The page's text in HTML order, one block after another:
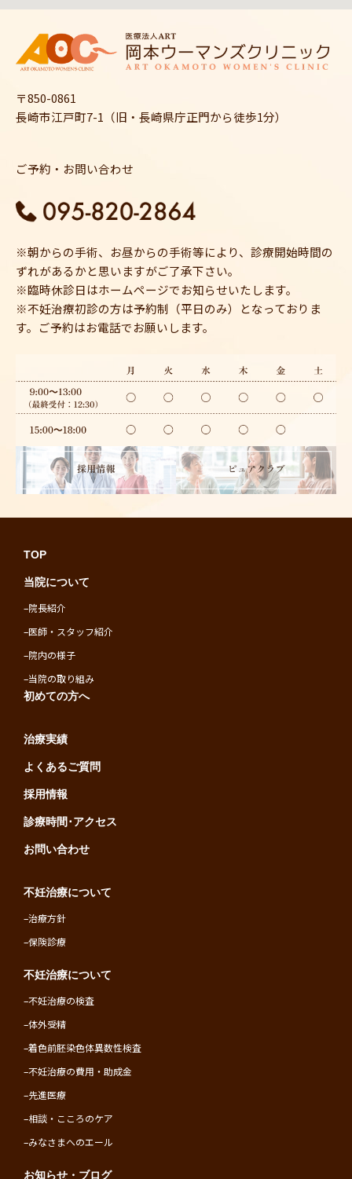
〒850-0861
長崎市江戸町7-1（旧・長崎県庁正門から徒歩1分）
ご予約・お問い合わせ
※朝からの手術、お昼からの手術等により、診療開始時間の
ずれがあるかと思いますがご了承下さい。
※臨時休診日はホームページでお知らせいたします。
※不妊治療初診の方は予約制（平日のみ）となっておりま
す。ご予約はお電話でお願いします。
TOP
当院について
–院長紹介
–医師・スタッフ紹介
–院内の様子
–当院の取り組み
初めての方へ
治療実績
よくあるご質問
採用情報
診療時間･アクセス
お問い合わせ
不妊治療について
–治療方針
–保険診療
不妊治療について
–不妊治療の検査
–体外受精
–着色前胚染色体異数性検査
–不妊治療の費用・助成金
–先進医療
–相談・こころのケア
–みなさまへのエール
お知らせ・ブログ